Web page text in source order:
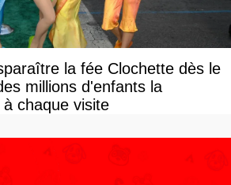
la fée Clochette dès le
millions d'enfants la
chaque visite